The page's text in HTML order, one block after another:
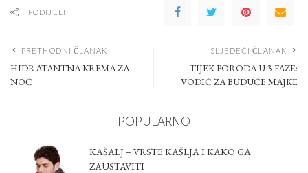
PODIJELI
PRETHODNI ČLANAK
HIDRATANTNA KREMA ZA
NOĆ
SLJEDEĆI ČLANAK
TIJEK PORODA U 3 FAZE:
VODIČ ZA BUDUĆE MAJKE
POPULARNO
KAŠALJ – VRSTE KAŠLJA I KAKO GA
ZAUSTAVITI